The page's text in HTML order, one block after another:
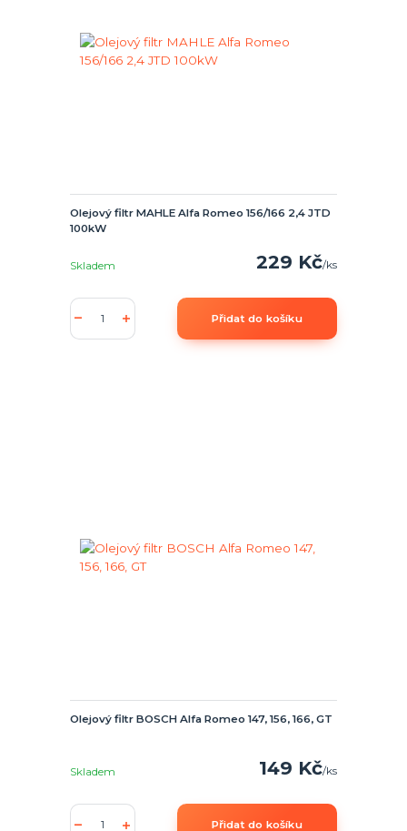
Olejový filtr MAHLE Alfa Romeo 156/166 2,4 JTD
100kW
229 Kč/ks
Skladem
Přidat do košíku
Olejový filtr BOSCH Alfa Romeo 147, 156, 166, GT
149 Kč/ks
Skladem
Přidat do košíku